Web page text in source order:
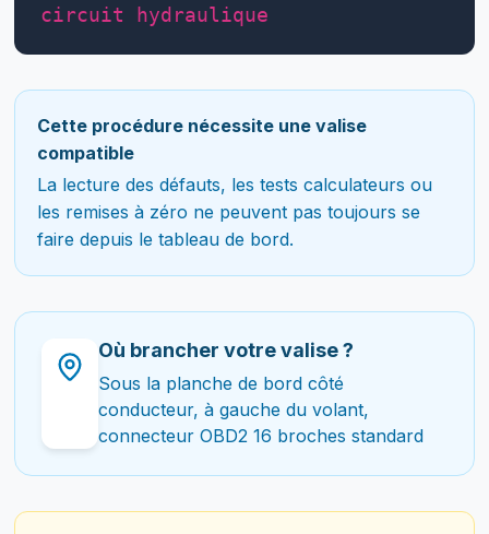
circuit hydraulique
Cette procédure nécessite une valise
compatible
La lecture des défauts, les tests calculateurs ou
les remises à zéro ne peuvent pas toujours se
faire depuis le tableau de bord.
Où brancher votre valise ?
Sous la planche de bord côté
conducteur, à gauche du volant,
connecteur OBD2 16 broches standard